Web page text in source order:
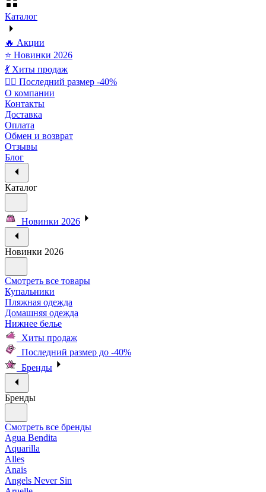
Каталог
🔥 Акции
⭐ Новинки 2026
💃 Хиты продаж
🏃‍♀️ Последний размер -40%
О компании
Контакты
Доставка
Оплата
Обмен и возврат
Отзывы
Блог
Каталог
Новинки 2026
Новинки 2026
Смотреть все товары
Купальники
Пляжная одежда
Домашняя одежда
Нижнее белье
Хиты продаж
Последний размер до -40%
Бренды
Бренды
Смотреть все бренды
Agua Bendita
Aquarilla
Alles
Anais
Angels Never Sin